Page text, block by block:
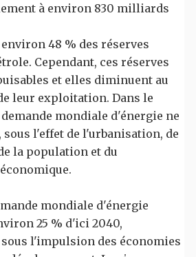
à environ 830 milliards
48 % des réserves
Cependant, ces réserves
et elles diminuent au
leur exploitation. Dans le
mondiale d'énergie ne
sous l'effet de l'urbanisation, de
la population et du
mondiale d'énergie
25 % d'ici 2040,
l'impulsion des économies